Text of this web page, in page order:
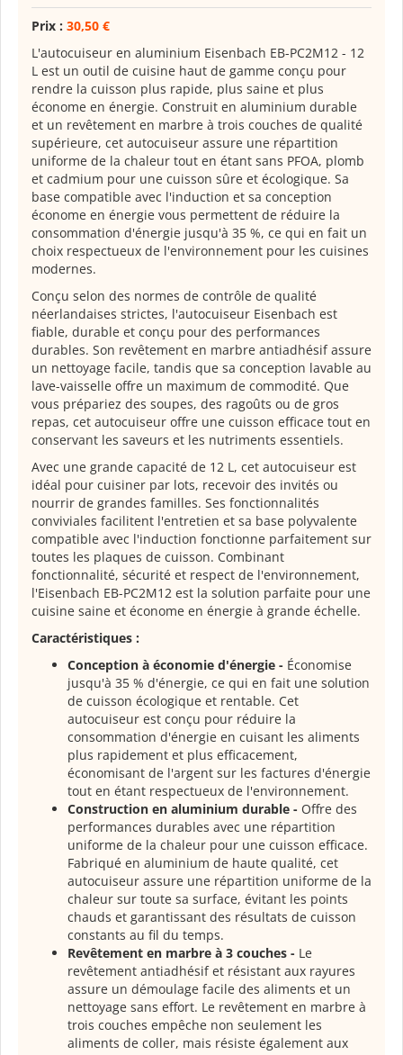
Prix : 30,50 €
L'autocuiseur en aluminium Eisenbach EB-PC2M12 - 12
L est un outil de cuisine haut de gamme conçu pour
rendre la cuisson plus rapide, plus saine et plus
économe en énergie. Construit en aluminium durable
et un revêtement en marbre à trois couches de qualité
supérieure, cet autocuiseur assure une répartition
uniforme de la chaleur tout en étant sans PFOA, plomb
et cadmium pour une cuisson sûre et écologique. Sa
base compatible avec l'induction et sa conception
économe en énergie vous permettent de réduire la
consommation d'énergie jusqu'à 35 %, ce qui en fait un
choix respectueux de l'environnement pour les cuisines
modernes.
Conçu selon des normes de contrôle de qualité
néerlandaises strictes, l'autocuiseur Eisenbach est
fiable, durable et conçu pour des performances
durables. Son revêtement en marbre antiadhésif assure
un nettoyage facile, tandis que sa conception lavable au
lave-vaisselle offre un maximum de commodité. Que
vous prépariez des soupes, des ragoûts ou de gros
repas, cet autocuiseur offre une cuisson efficace tout en
conservant les saveurs et les nutriments essentiels.
Avec une grande capacité de 12 L, cet autocuiseur est
idéal pour cuisiner par lots, recevoir des invités ou
nourrir de grandes familles. Ses fonctionnalités
conviviales facilitent l'entretien et sa base polyvalente
compatible avec l'induction fonctionne parfaitement sur
toutes les plaques de cuisson. Combinant
fonctionnalité, sécurité et respect de l'environnement,
l'Eisenbach EB-PC2M12 est la solution parfaite pour une
cuisine saine et économe en énergie à grande échelle.
Caractéristiques :
Conception à économie d'énergie - Économise
jusqu'à 35 % d'énergie, ce qui en fait une solution
de cuisson écologique et rentable. Cet
autocuiseur est conçu pour réduire la
consommation d'énergie en cuisant les aliments
plus rapidement et plus efficacement,
économisant de l'argent sur les factures d'énergie
tout en étant respectueux de l'environnement.
Construction en aluminium durable - Offre des
performances durables avec une répartition
uniforme de la chaleur pour une cuisson efficace.
Fabriqué en aluminium de haute qualité, cet
autocuiseur assure une répartition uniforme de la
chaleur sur toute sa surface, évitant les points
chauds et garantissant des résultats de cuisson
constants au fil du temps.
Revêtement en marbre à 3 couches - Le
revêtement antiadhésif et résistant aux rayures
assure un démoulage facile des aliments et un
nettoyage sans effort. Le revêtement en marbre à
trois couches empêche non seulement les
aliments de coller, mais résiste également aux